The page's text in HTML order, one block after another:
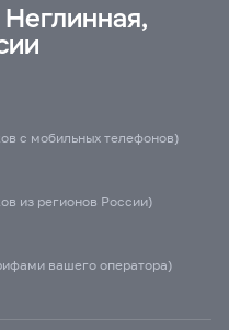
с мобильных телефонов)
из регионов России)
вашего оператора)